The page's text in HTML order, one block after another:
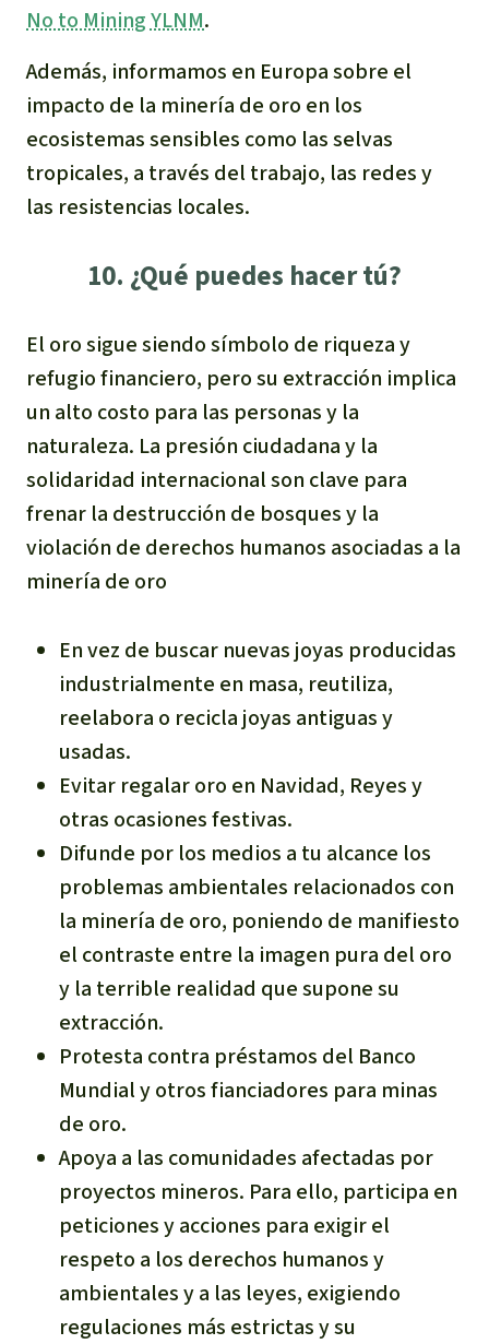
No to Mining YLNM.
Además, informamos en Europa sobre el
impacto de la minería de oro en los
ecosistemas sensibles como las selvas
tropicales, a través del trabajo, las redes y
las resistencias locales.
10. ¿Qué puedes hacer tú?
El oro sigue siendo símbolo de riqueza y
refugio financiero, pero su extracción implica
un alto costo para las personas y la
naturaleza. La presión ciudadana y la
solidaridad internacional son clave para
frenar la destrucción de bosques y la
violación de derechos humanos asociadas a la
minería de oro
En vez de buscar nuevas joyas producidas
industrialmente en masa, reutiliza,
reelabora o recicla joyas antiguas y
usadas.
Evitar regalar oro en Navidad, Reyes y
otras ocasiones festivas.
Difunde por los medios a tu alcance los
problemas ambientales relacionados con
la minería de oro, poniendo de manifiesto
el contraste entre la imagen pura del oro
y la terrible realidad que supone su
extracción.
Protesta contra préstamos del Banco
Mundial y otros fianciadores para minas
de oro.
Apoya a las comunidades afectadas por
proyectos mineros. Para ello, participa en
peticiones y acciones para exigir el
respeto a los derechos humanos y
ambientales y a las leyes, exigiendo
regulaciones más estrictas y su